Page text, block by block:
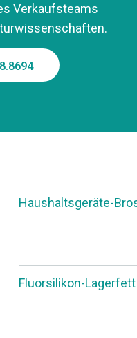
Verkaufsteams
Haushaltsgeräte-
Fluorsilikon-